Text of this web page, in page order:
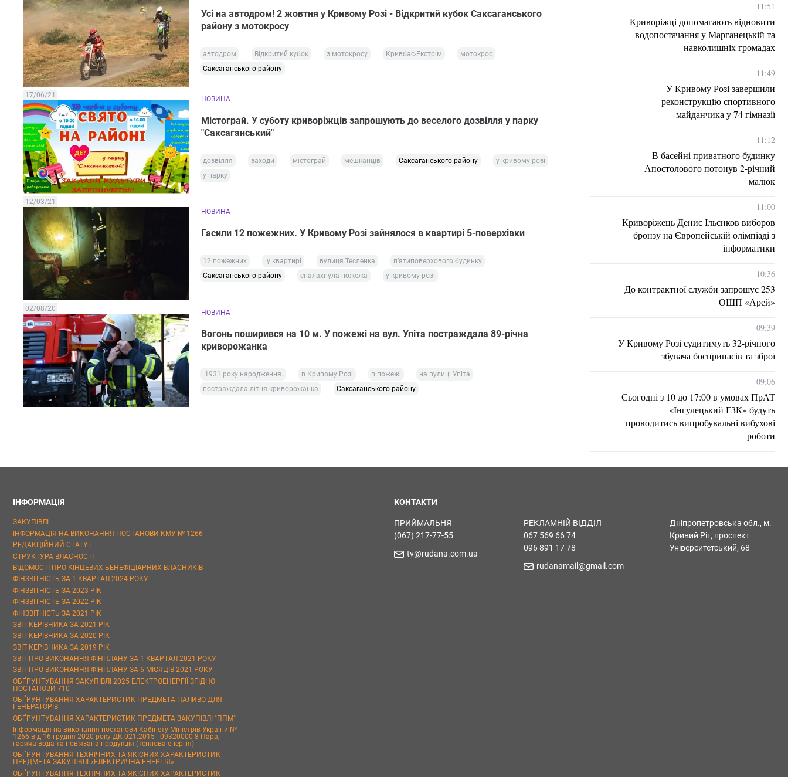
Усі на автодром! 2 жовтня у Кривому Розі - Відкритий кубок Саксаганського
району з мотокросу
автодром Відкритий кубок з мотокросу Кривбас-Екстрім
мотокрос
Саксаганського району
17/06/21 НОВИНА
Містограй. У суботу криворіжців запрошують до веселого дозвілля у парку
"Саксаганський"
дозвілля заходи містограй мешканців Саксаганського району
у кривому розі
у парку
12/03/21
НОВИНА
Гасили 12 пожежних. У Кривому Розі зайнялося в квартирі 5-поверхівки
12 пожежних у квартирі вулиця Тесленка
п’ятиповерхового будинку
Саксаганського району
спалахнула пожежа у кривому розі
02/08/20 НОВИНА
Вогонь поширився на 10 м. У пожежі на вул. Упіта постраждала 89-річна
криворожанка
1931 року народження. в Кривому Розі в пожежі
на вулиці Упіта
постраждала літня криворожанка
Саксаганського району
11:51
Криворіжці допомагають відновити
водопостачання у Марганецькій та
навколишніх громадах
11:49
У Кривому Розі завершили
реконструкцію спортивного
майданчика у 74 гімназії
11:12
В басейні приватного будинку
Апостолового потонув 2-річний
малюк
11:00
Криворіжець Денис Ільєнков виборов
бронзу на Європейській олімпіаді з
інформатики
10:36
До контрактної служби запрошує 253
ОШП «Арей»
09:39
У Кривому Розі судитимуть 32-річного
збувача боєприпасів та зброї
09:06
Сьогодні з 10 до 17:00 в умовах ПрАТ
«Інгулецький ГЗК» будуть
проводитись випробувальні вибухові
роботи
ІНФОРМАЦІЯ
ЗАКУПІВЛІ
ІНФОРМАЦІЯ НА ВИКОНАННЯ ПОСТАНОВИ КМУ № 1266
РЕДАКЦІЙНИЙ СТАТУТ
СТРУКТУРА ВЛАСНОСТІ
ВІДОМОСТІ ПРО КІНЦЕВИХ БЕНЕФІЦІАРНИХ ВЛАСНИКІВ
ФІНЗВІТНІСТЬ ЗА 1 КВАРТАЛ 2024 РОКУ
ФІНЗВІТНІСТЬ ЗА 2023 РІК
ФІНЗВІТНІСТЬ ЗА 2022 РІК
ФІНЗВІТНІСТЬ ЗА 2021 РІК
ЗВІТ КЕРІВНИКА ЗА 2021 РІК
ЗВІТ КЕРІВНИКА ЗА 2020 РІК
ЗВІТ КЕРІВНИКА ЗА 2019 РІК
ЗВІТ ПРО ВИКОНАННЯ ФІНПЛАНУ ЗА 1 КВАРТАЛ 2021 РОКУ
ЗВІТ ПРО ВИКОНАННЯ ФІНПЛАНУ ЗА 6 МІСЯЦІВ 2021 РОКУ
ОБҐРУНТУВАННЯ ЗАКУПІВЛІ 2025 ЕЛЕКТРОЕНЕРГІЇ ЗГІДНО
ПОСТАНОВИ 710
ОБҐРУНТУВАННЯ ХАРАКТЕРИСТИК ПРЕДМЕТА ПАЛИВО ДЛЯ
ГЕНЕРАТОРІВ
ОБҐРУНТУВАННЯ ХАРАКТЕРИСТИК ПРЕДМЕТА ЗАКУПІВЛІ "ППМ"
Інформація на виконання постанови Кабінету Міністрів України №
1266 від 16 грудня 2020 року ДК 021:2015 - 09320000-8 Пара,
гаряча вода та пов’язана продукція (теплова енергія)
ОБҐРУНТУВАННЯ ТЕХНІЧНИХ ТА ЯКІСНИХ ХАРАКТЕРИСТИК
ПРЕДМЕТА ЗАКУПІВЛІ «ЕЛЕКТРИЧНА ЕНЕРГІЯ»
ОБҐРУНТУВАННЯ ТЕХНІЧНИХ ТА ЯКІСНИХ ХАРАКТЕРИСТИК
КОНТАКТИ
ПРИЙМАЛЬНЯ
(067) 217-77-55
tv@rudana.com.ua
РЕКЛАМНІЙ ВІДДІЛ
067 569 66 74
096 891 17 78
rudanamail@gmail.com
Дніпропетровська обл., м.
Кривий Ріг, проспект
Університетський, 68